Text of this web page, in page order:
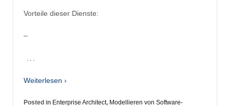
Vorteile dieser Dienste:
–
…
Weiterlesen ›
Posted in Enterprise Architect, Modellieren von Software-